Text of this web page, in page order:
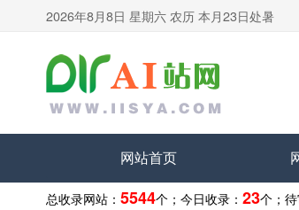
2026年8月8日 星期六 农历 本月23日处暑
网站首页
总收录网站： 5544个； 今日收录： 23个；